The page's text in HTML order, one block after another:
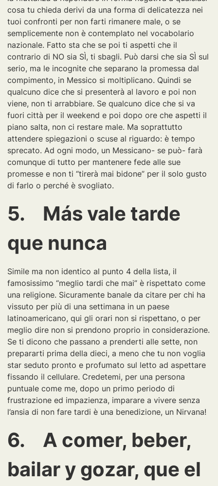
cosa tu chieda derivi da una forma di delicatezza nei
tuoi confronti per non farti rimanere male, o se
semplicemente non è contemplato nel vocabolario
nazionale. Fatto sta che se poi ti aspetti che il
contrario di NO sia SÌ, ti sbagli. Può darsi che sia SÌ sul
serio, ma le incognite che separano la promessa dal
compimento, in Messico si moltiplicano. Quindi se
qualcuno dice che si presenterà al lavoro e poi non
viene, non ti arrabbiare. Se qualcuno dice che si va
fuori città per il weekend e poi dopo ore che aspetti il
piano salta, non ci restare male. Ma soprattutto
attendere spiegazioni o scuse al riguardo: è tempo
sprecato. Ad ogni modo, un Messicano- se può- farà
comunque di tutto per mantenere fede alle sue
promesse e non ti “tirerà mai bidone” per il solo gusto
di farlo o perché è svogliato.
5. Más vale tarde
que nunca
Simile ma non identico al punto 4 della lista, il
famosissimo “meglio tardi che mai” è rispettato come
una religione. Sicuramente banale da citare per chi ha
vissuto per più di una settimana in un paese
latinoamericano, qui gli orari non si rispettano, o per
meglio dire non si prendono proprio in considerazione.
Se ti dicono che passano a prenderti alle sette, non
prepararti prima della dieci, a meno che tu non voglia
star seduto pronto e profumato sul letto ad aspettare
fissando il cellulare. Credetemi, per una persona
puntuale come me, dopo un primo periodo di
frustrazione ed impazienza, imparare a vivere senza
l’ansia di non fare tardi è una benedizione, un Nirvana!
6. A comer, beber,
bailar y gozar, que el